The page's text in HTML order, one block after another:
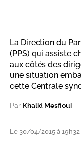
La Direction du
(PPS) qui assiste
aux côtés des
une situation
cette Centrale
Par Khalid Mesfioui
Le 30/04/2015 à 19h32